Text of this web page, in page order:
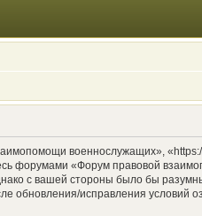
военнослужащих»,
форумами «Форум правовой
с вашей стороны было бы
обновления/исправления условий